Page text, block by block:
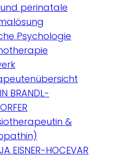
perinatale
Psychologie
BRANDL-
&
EISNER-HOCEVAR